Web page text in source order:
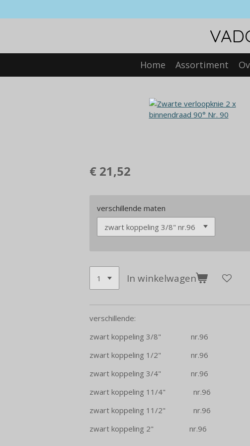
direct
hoofdinhoud
Home Assortiment
€ 21,52
verschillende maten
In winkelwagen
verschillende:
zwart koppeling 3/8" nr.96
zwart koppeling 1/2" nr.96
zwart koppeling 3/4" nr.96
zwart koppeling 11/4" nr.96
zwart koppeling 11/2" nr.96
zwart koppeling 2" nr.96